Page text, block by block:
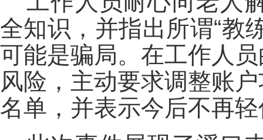
全知识，并指出所谓“教
可能是骗局。在工作人
风险，主动要求调整账
名单，并表示今后不再